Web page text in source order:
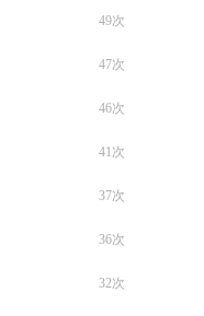
49次
47次
46次
41次
37次
36次
32次